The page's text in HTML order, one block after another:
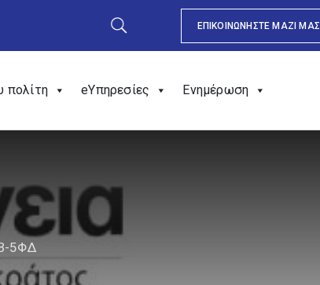
ΕΠΙΚΟΙΝΩΝΗΣΤΕ ΜΑΖΙ ΜΑΣ
πολίτη eΥπηρεσίες Ενημέρωση
5ΦΔ